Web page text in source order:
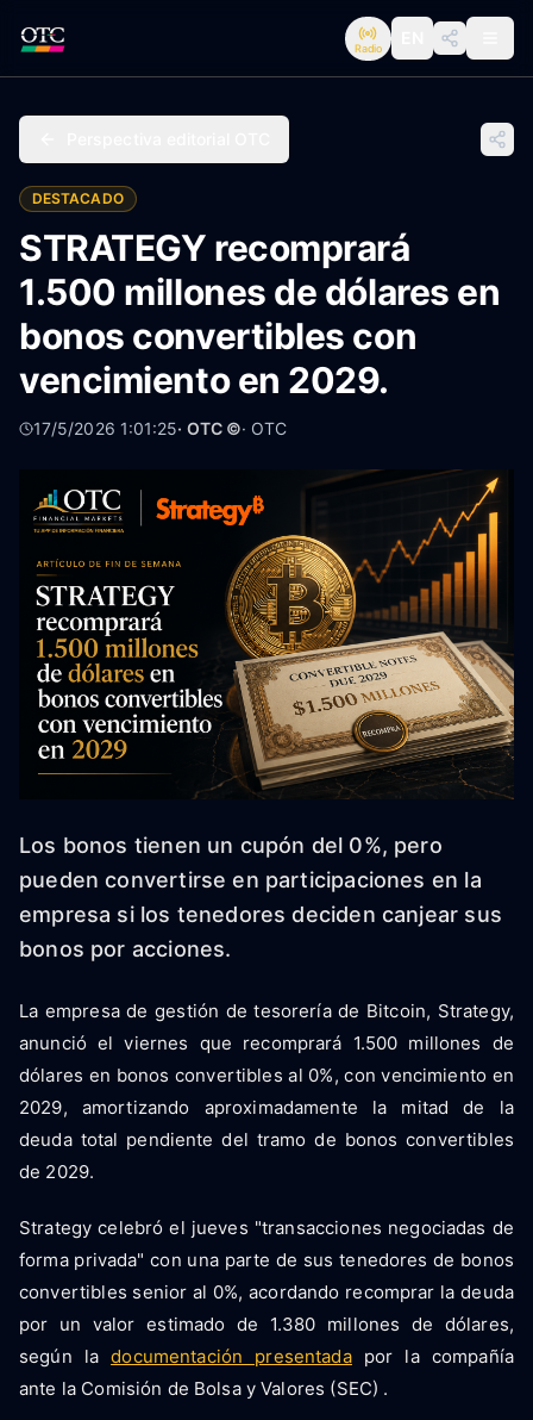
Radio
DESTACADO
STRATEGY recomprará
1.500 millones de dólares en
bonos convertibles con
vencimiento en 2029.
17/5/2026 1:01:25· OTC ©· OTC
Los bonos tienen un cupón del 0%, pero
pueden convertirse en participaciones en la
empresa si los tenedores deciden canjear sus
bonos por acciones.
La empresa de gestión de tesorería de Bitcoin, Strategy,
anunció el viernes que recomprará 1.500 millones de
dólares en bonos convertibles al 0%, con vencimiento en
2029, amortizando aproximadamente la mitad de la
deuda total pendiente del tramo de bonos convertibles
de 2029.
Strategy celebró el jueves "transacciones negociadas de
forma privada" con una parte de sus tenedores de bonos
convertibles senior al 0%, acordando recomprar la deuda
por un valor estimado de 1.380 millones de dólares,
según ladocumentación presentadapor la compañía
ante la Comisión de Bolsa y Valores (SEC) .